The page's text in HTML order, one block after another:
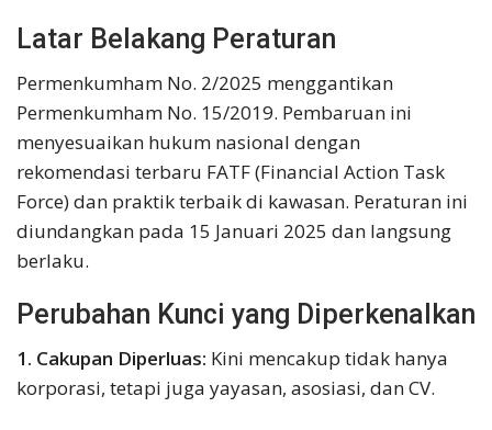
Latar Belakang Peraturan
Permenkumham No. 2/2025 menggantikan
Permenkumham No. 15/2019. Pembaruan ini
menyesuaikan hukum nasional dengan
rekomendasi terbaru FATF (Financial Action Task
Force) dan praktik terbaik di kawasan. Peraturan ini
diundangkan pada 15 Januari 2025 dan langsung
berlaku.
Perubahan Kunci yang Diperkenalkan
1. Cakupan Diperluas: Kini mencakup tidak hanya
korporasi, tetapi juga yayasan, asosiasi, dan CV.